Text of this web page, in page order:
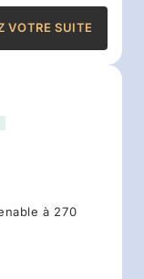
VOTRE SUITE
à 270